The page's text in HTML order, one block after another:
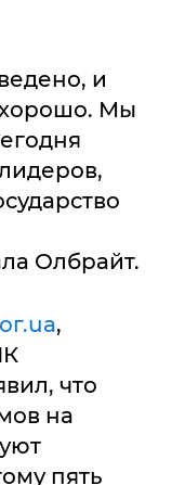
и
хорошо. Мы
Олбрайт.
,
что
на
пять